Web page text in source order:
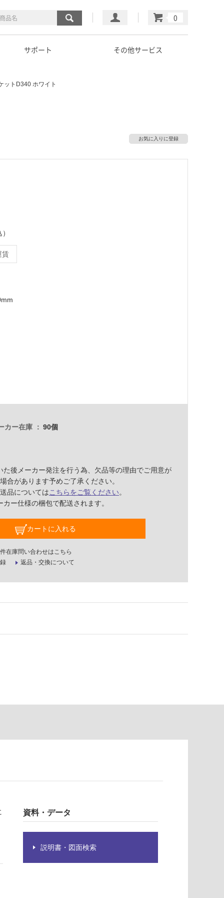
マイページ
カート
サポート その他サービス
ットD340 ホワイト
お気に入りに登録
賃
カー在庫 90個
た後メーカー発注を行う為、欠品等の理由でご用意が
合があります予めご了承ください。
品についてはこちらをご覧ください。
ー仕様の梱包で配送されます。
カートに入れる
在庫問い合わせはこちら
返品・交換について
資料・データ
説明書・図面検索